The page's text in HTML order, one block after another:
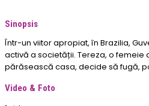
Sinopsis
Într-un viitor apropiat, în Brazilia,
activă a societății. Tereza, o femeie
părăsească casa, decide să fugă,
Video & Foto